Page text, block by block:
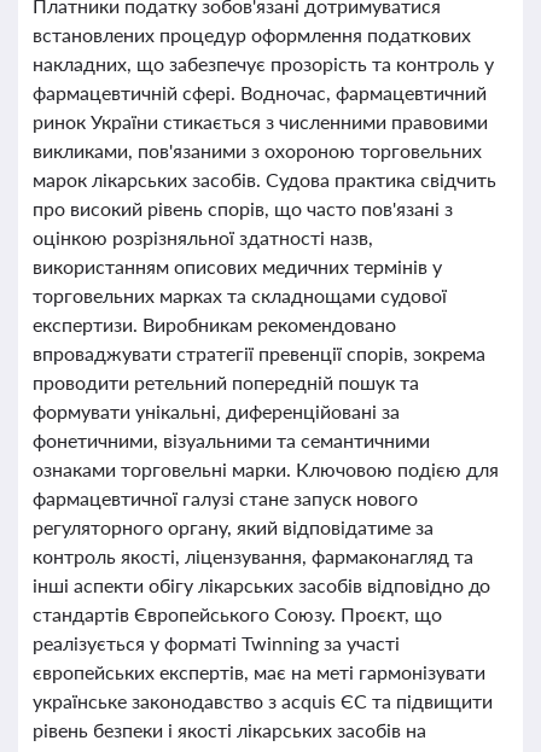
Платники податку зобов'язані дотримуватися
встановлених процедур оформлення податкових
накладних, що забезпечує прозорість та контроль у
фармацевтичній сфері. Водночас, фармацевтичний
ринок України стикається з численними правовими
викликами, пов'язаними з охороною торговельних
марок лікарських засобів. Судова практика свідчить
про високий рівень спорів, що часто пов'язані з
оцінкою розрізняльної здатності назв,
використанням описових медичних термінів у
торговельних марках та складнощами судової
експертизи. Виробникам рекомендовано
впроваджувати стратегії превенції спорів, зокрема
проводити ретельний попередній пошук та
формувати унікальні, диференційовані за
фонетичними, візуальними та семантичними
ознаками торговельні марки. Ключовою подією для
фармацевтичної галузі стане запуск нового
регуляторного органу, який відповідатиме за
контроль якості, ліцензування, фармаконагляд та
інші аспекти обігу лікарських засобів відповідно до
стандартів Європейського Союзу. Проєкт, що
реалізується у форматі Twinning за участі
європейських експертів, має на меті гармонізувати
українське законодавство з acquis ЄС та підвищити
рівень безпеки і якості лікарських засобів на